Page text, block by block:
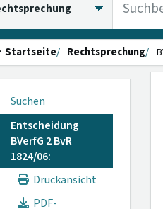
Startseite Rechtsprechung
Suchen
Entscheidung
BVerfG 2 BvR
1824/06:
Druckansicht
PDF-